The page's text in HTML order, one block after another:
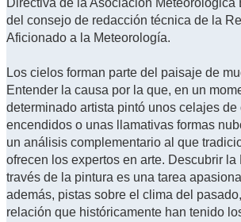
Directiva de la Asociación Meteorológica
del consejo de redacción técnica de la
Aficionado a la Meteorología.
Los cielos forman parte del paisaje de
Entender la causa por la que, en un
determinado artista pintó unos celajes de
encendidos o unas llamativas formas
un análisis complementario al que
ofrecen los expertos en arte. Descubrir la
través de la pintura es una tarea
además, pistas sobre el clima del
relación que históricamente han tenido